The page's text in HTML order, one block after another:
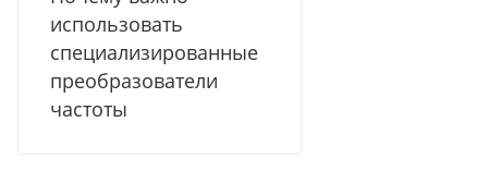
использовать
специализированные
преобразователи
частоты